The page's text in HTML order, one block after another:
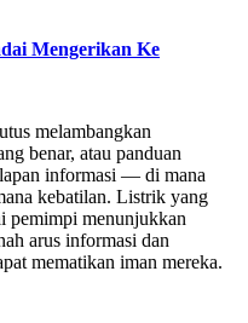
Mengerikan Ke
melambangkan
benar, atau panduan
informasi — di mana
kebatilan. Listrik yang
pemimpi menunjukkan
arus informasi dan
mematikan iman mereka.